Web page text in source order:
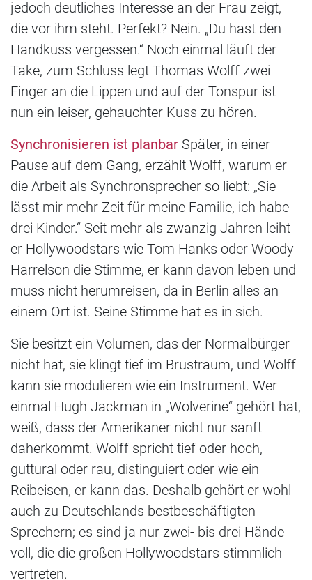
jedoch deutliches Interesse an der Frau zeigt,
die vor ihm steht. Perfekt? Nein. „Du hast den
Handkuss vergessen.“ Noch einmal läuft der
Take, zum Schluss legt Thomas Wolff zwei
Finger an die Lippen und auf der Tonspur ist
nun ein leiser, gehauchter Kuss zu hören.
Synchronisieren ist planbar Später, in einer
Pause auf dem Gang, erzählt Wolff, warum er
die Arbeit als Synchronsprecher so liebt: „Sie
lässt mir mehr Zeit für meine Familie, ich habe
drei Kinder.“ Seit mehr als zwanzig Jahren leiht
er Hollywoodstars wie Tom Hanks oder Woody
Harrelson die Stimme, er kann davon leben und
muss nicht herumreisen, da in Berlin alles an
einem Ort ist. Seine Stimme hat es in sich.
Sie besitzt ein Volumen, das der Normalbürger
nicht hat, sie klingt tief im Brustraum, und Wolff
kann sie modulieren wie ein Instrument. Wer
einmal Hugh Jackman in „Wolverine“ gehört hat,
weiß, dass der Amerikaner nicht nur sanft
daherkommt. Wolff spricht tief oder hoch,
guttural oder rau, distinguiert oder wie ein
Reibeisen, er kann das. Deshalb gehört er wohl
auch zu Deutschlands bestbeschäftigten
Sprechern; es sind ja nur zwei- bis drei Hände
voll, die die großen Hollywoodstars stimmlich
vertreten.